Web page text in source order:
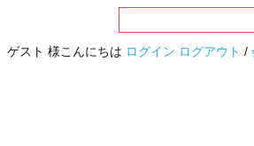
ゲスト 様こんにちは ログイン ログアウト /